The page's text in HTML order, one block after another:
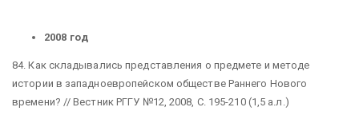
2008 год
84. Как складывались представления о предмете и методе
истории в западноевропейском обществе Раннего Нового
времени? // Вестник РГГУ №12, 2008, С. 195-210 (1,5 а.л.)